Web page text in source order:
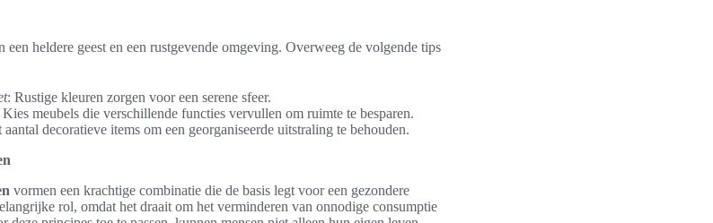
heldere geest en een rustgevende omgeving. Overweeg de volgende tips
: Rustige kleuren zorgen voor een serene sfeer.
Kies meubels die verschillende functies vervullen om ruimte te besparen.
decoratieve items om een georganiseerde uitstraling te behouden.
vormen een krachtige combinatie die de basis legt voor een gezondere
rol, omdat het draait om het verminderen van onnodige consumptie